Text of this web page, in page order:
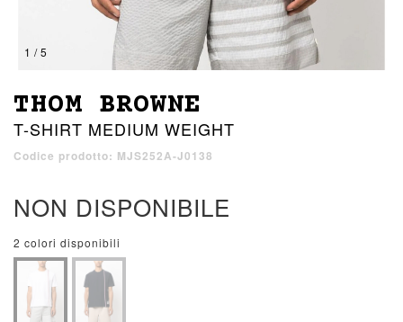
1 / 5
THOM BROWNE
T-SHIRT MEDIUM WEIGHT
Codice prodotto: MJS252A-J0138
NON DISPONIBILE
2 colori disponibili